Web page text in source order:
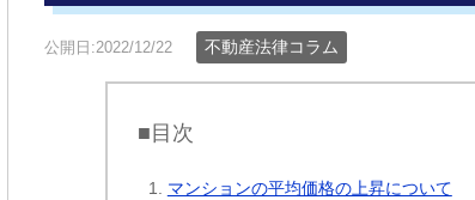
公開日:2022/12/22 不動産法律コラム
■目次
マンションの平均価格の上昇について